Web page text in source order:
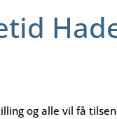
og alle vil få